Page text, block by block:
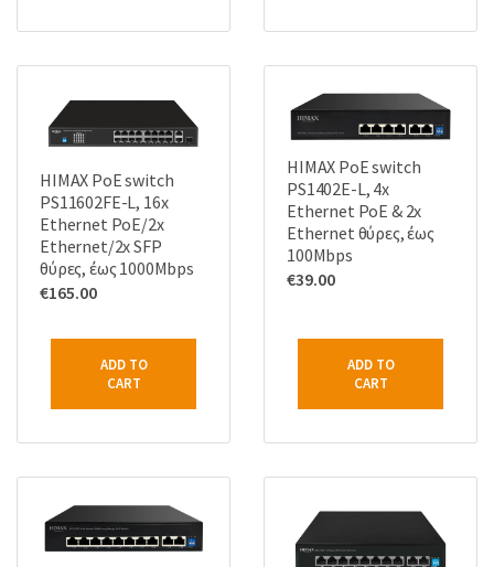
HIMAX PoE switch
PS11602FE-L, 16x
Ethernet PoE/2x
Ethernet/2x SFP
θύρες, έως 1000Mbps
€165.00
ADD TO
CART
HIMAX PoE switch
PS1402E-L, 4x
Ethernet PoE & 2x
Ethernet θύρες, έως
100Mbps
€39.00
ADD TO
CART